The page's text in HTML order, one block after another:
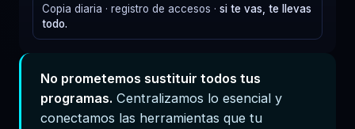
Copia diaria · registro de accesos · si te vas, te llevas
todo.
No prometemos sustituir todos tus
programas. Centralizamos lo esencial y
conectamos las herramientas que tu